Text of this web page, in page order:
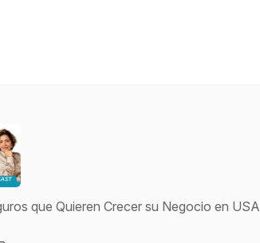
que Quieren Crecer su Negocio en USA